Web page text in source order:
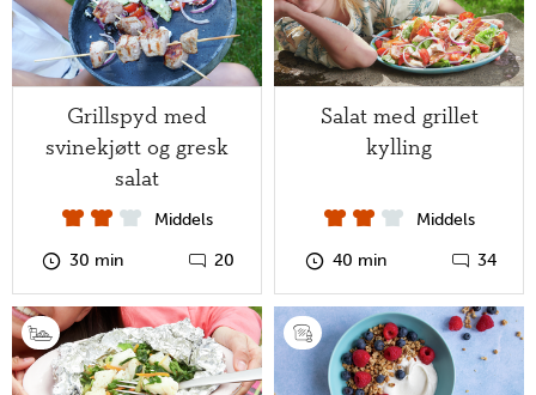
Grillspyd med
svinekjøtt og gresk
salat
Middels
30 min
20
Salat med grillet
kylling
Middels
40 min
34